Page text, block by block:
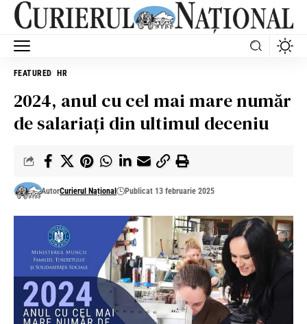
FEATURED HR
2024, anul cu cel mai mare număr
de salariați din ultimul deceniu
AutorCurierul Național Publicat 13 februarie 2025